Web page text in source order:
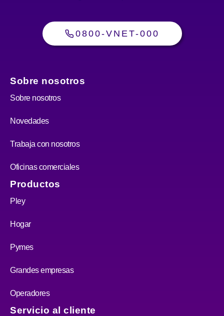
0800-VNET-000
Sobre nosotros
Sobre nosotros
Novedades
Trabaja con nosotros
Oficinas comerciales
Productos
Pley
Hogar
Pymes
Grandes empresas
Operadores
Servicio al cliente